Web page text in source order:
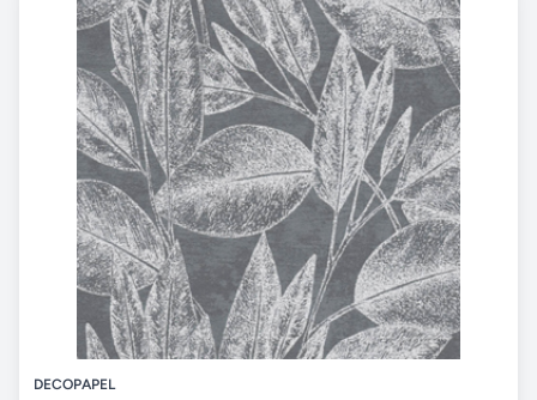
DECOPAPEL